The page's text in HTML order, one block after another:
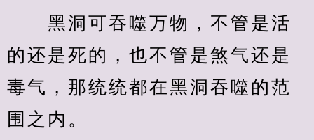
黑洞可吞噬万物，不管是活
的还是死的，也不管是煞气还是
毒气，那统统都在黑洞吞噬的范
围之内。